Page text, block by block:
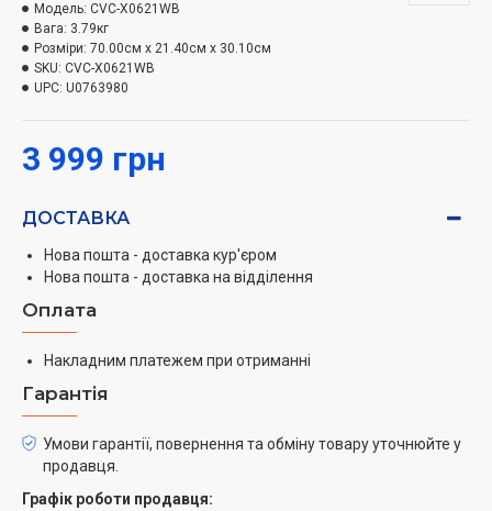
швидкого прибирання. Об’єм пилозбірника становить
0,55 л.
3 999 грн
Модель: CVC-X0621WB
Вага: 3.79кг
Розміри: 70.00см x 21.40см x 30.10см
SKU: CVC-X0621WB
UPC: U0763980
ДОСТАВКА
Нова пошта - доставка кур'єром
Нова пошта - доставка на відділення
Оплата
Накладним платежем при отриманні
Гарантія
Умови гарантії, повернення та обміну товару уточнюйте у
продавця.
Графік роботи продавця: